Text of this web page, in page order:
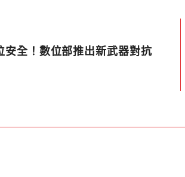
安全！數位部推出新武器對抗